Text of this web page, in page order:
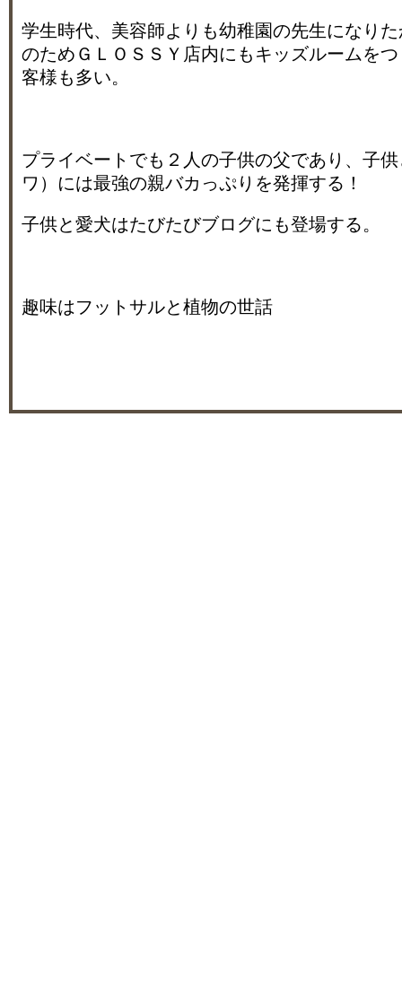
学生時代、美容師よりも幼稚園の先生になり
のためＧＬＯＳＳＹ店内にもキッズルームを
客様も多い。
プライベートでも２人の子供の父であり、子
ワ）には最強の親バカっぷりを発揮する！
子供と愛犬はたびたびブログにも登場する。
趣味はフットサルと植物の世話